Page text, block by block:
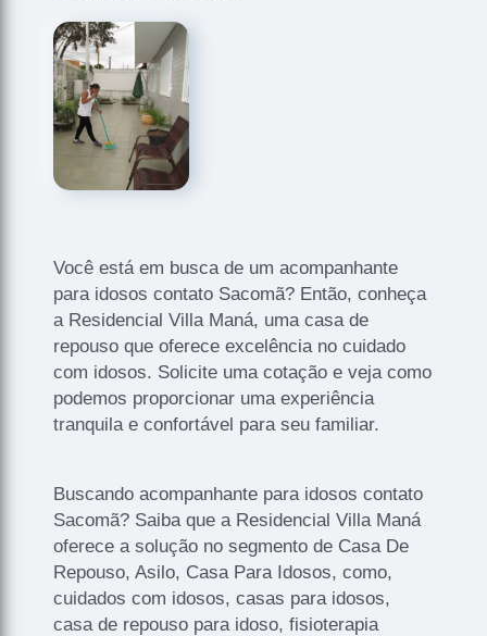
Você está em busca de um acompanhante
para idosos contato Sacomã? Então, conheça
a Residencial Villa Maná, uma casa de
repouso que oferece excelência no cuidado
com idosos. Solicite uma cotação e veja como
podemos proporcionar uma experiência
tranquila e confortável para seu familiar.
Buscando acompanhante para idosos contato
Sacomã? Saiba que a Residencial Villa Maná
oferece a solução no segmento de Casa De
Repouso, Asilo, Casa Para Idosos, como,
cuidados com idosos, casas para idosos,
casa de repouso para idoso, fisioterapia